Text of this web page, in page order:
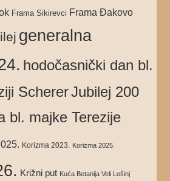
Frama Sikirevci Frama Đakovo
generalna
hodočasnički dan bl.
SchererJubilej 200
bl. majke Terezije
Korizma 2023. Korizma 2025.
Križni put Kuća Betanija Veli Lošinj